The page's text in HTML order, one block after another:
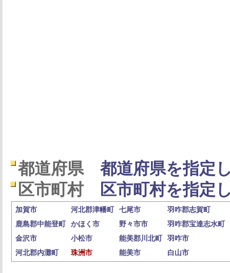
都道府県
都道府県を指定
区市町村
区市町村を指定
加賀市 河北郡津幡町 七尾市
羽咋郡志賀町
鹿島郡中能登町
かほく市 野々市市
羽咋郡宝達志水町
金沢市
小松市 能美郡川北町
羽咋市
河北郡内灘町
珠洲市 能美市 白山市